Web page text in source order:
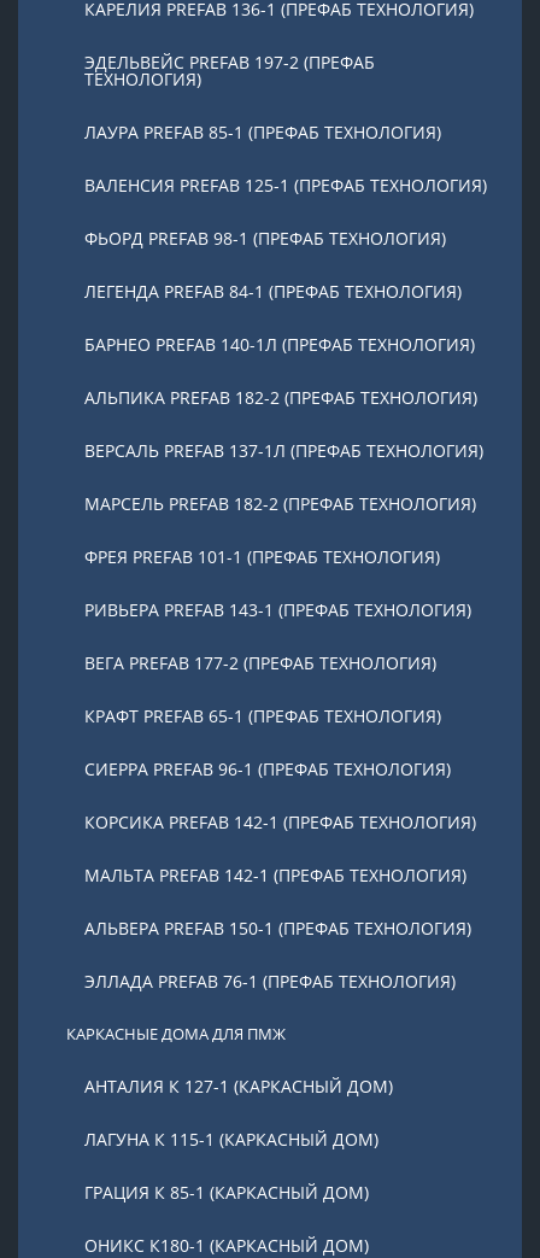
КАРЕЛИЯ PREFAB 136-1 (ПРЕФАБ ТЕХНОЛОГИЯ)
ЭДЕЛЬВЕЙС PREFAB 197-2 (ПРЕФАБ
ТЕХНОЛОГИЯ)
ЛАУРА PREFAB 85-1 (ПРЕФАБ ТЕХНОЛОГИЯ)
ВАЛЕНСИЯ PREFAB 125-1 (ПРЕФАБ ТЕХНОЛОГИЯ)
ФЬОРД PREFAB 98-1 (ПРЕФАБ ТЕХНОЛОГИЯ)
ЛЕГЕНДА PREFAB 84-1 (ПРЕФАБ ТЕХНОЛОГИЯ)
БАРНЕО PREFAB 140-1Л (ПРЕФАБ ТЕХНОЛОГИЯ)
АЛЬПИКА PREFAB 182-2 (ПРЕФАБ ТЕХНОЛОГИЯ)
ВЕРСАЛЬ PREFAB 137-1Л (ПРЕФАБ ТЕХНОЛОГИЯ)
МАРСЕЛЬ PREFAB 182-2 (ПРЕФАБ ТЕХНОЛОГИЯ)
ФРЕЯ PREFAB 101-1 (ПРЕФАБ ТЕХНОЛОГИЯ)
РИВЬЕРА PREFAB 143-1 (ПРЕФАБ ТЕХНОЛОГИЯ)
ВЕГА PREFAB 177-2 (ПРЕФАБ ТЕХНОЛОГИЯ)
КРАФТ PREFAB 65-1 (ПРЕФАБ ТЕХНОЛОГИЯ)
СИЕРРА PREFAB 96-1 (ПРЕФАБ ТЕХНОЛОГИЯ)
КОРСИКА PREFAB 142-1 (ПРЕФАБ ТЕХНОЛОГИЯ)
МАЛЬТА PREFAB 142-1 (ПРЕФАБ ТЕХНОЛОГИЯ)
АЛЬВЕРА PREFAB 150-1 (ПРЕФАБ ТЕХНОЛОГИЯ)
ЭЛЛАДА PREFAB 76-1 (ПРЕФАБ ТЕХНОЛОГИЯ)
КАРКАСНЫЕ ДОМА ДЛЯ ПМЖ
АНТАЛИЯ К 127-1 (КАРКАСНЫЙ ДОМ)
ЛАГУНА К 115-1 (КАРКАСНЫЙ ДОМ)
ГРАЦИЯ К 85-1 (КАРКАСНЫЙ ДОМ)
ОНИКС К180-1 (КАРКАСНЫЙ ДОМ)